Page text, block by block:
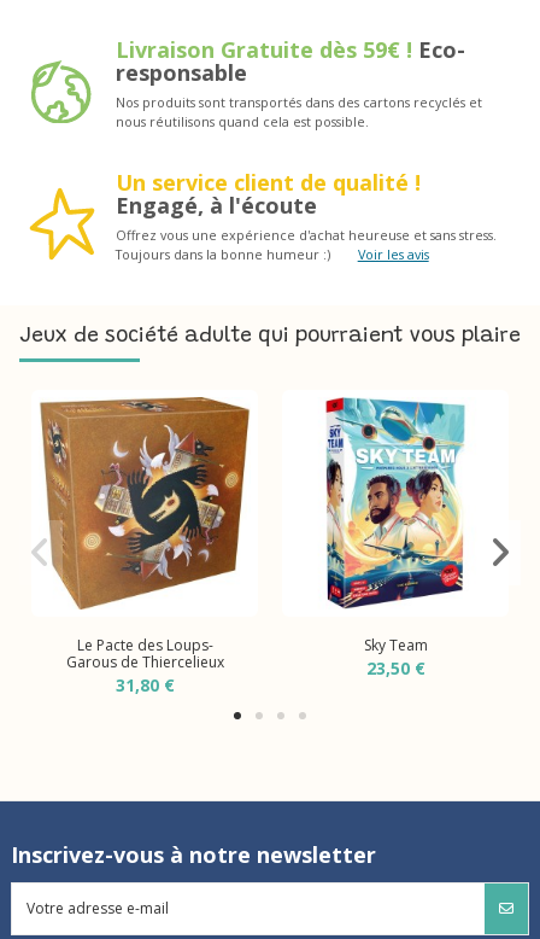
Livraison Gratuite dès 59€ ! Eco-
responsable
Nos produits sont transportés dans des cartons recyclés et
nous réutilisons quand cela est possible.
Un service client de qualité !
Engagé, à l'écoute
Offrez vous une expérience d'achat heureuse et sans stress.
Toujours dans la bonne humeur :)
Voir les avis
Jeux de société adulte qui pourraient vous plaire
Le Pacte des Loups-
Garous de Thiercelieux
31,80 €
Sky Team
23,50 €
Inscrivez-vous à notre newsletter